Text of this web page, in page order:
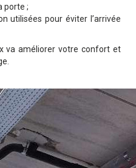
porte ;
utilisées pour éviter l’arrivée
va améliorer votre confort et